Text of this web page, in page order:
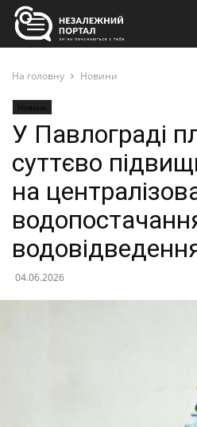
На головну Новини
Новини
У Павлограді
суттєво
на
04.06.2026